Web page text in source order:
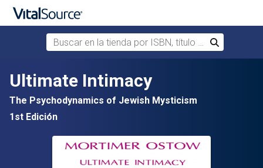
Saltar al contenido principal
Buscar en la tienda por ISBN, título o autor
Buscar
Ultimate Intimacy
The Psychodynamics of Jewish Mysticism
1st Edición